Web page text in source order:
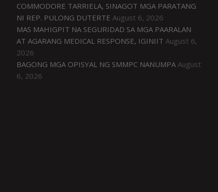
COMMODORE TARRIELA, SINAGOT MGA PARATANG
NI REP. PULONG DUTERTE August 6, 2026
MAS MAHIGPIT NA SEGURIDAD SA MGA PAARALAN
AT AGARANG MEDICAL RESPONSE, IGINIIT August 6,
2026
BAGONG MGA OPISYAL NG SMMPC NANUMPA August
6, 2026